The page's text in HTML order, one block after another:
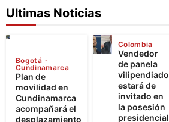
Ultimas Noticias
Bogotá
Cundinamarca
Plan de
movilidad en
Cundinamarca
acompañará el
desplazamiento
Colombia
Vendedor
de panela
vilipendiado
estará de
invitado en
la posesión
presidencial